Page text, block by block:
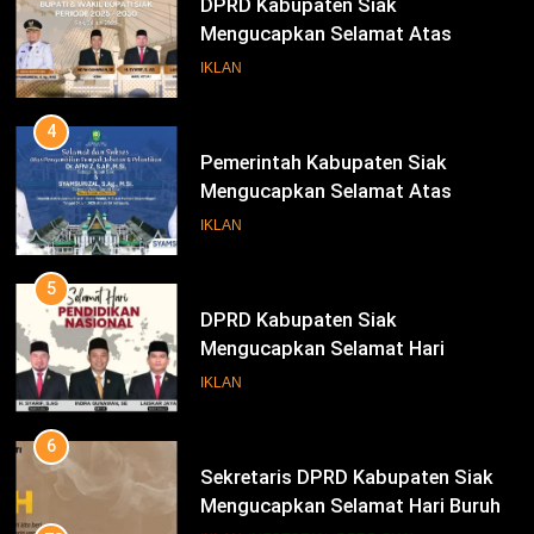
DPRD Kabupaten Siak
Mengucapkan Selamat Atas
Pengambilan Sumpah Jabatan
IKLAN
4
Pemerintah Kabupaten Siak
Mengucapkan Selamat Atas
Pengambilan Sumpah Jabatan
IKLAN
5
DPRD Kabupaten Siak
Mengucapkan Selamat Hari
Pendidikan Nasional
IKLAN
6
Sekretaris DPRD Kabupaten Siak
Mengucapkan Selamat Hari Buruh